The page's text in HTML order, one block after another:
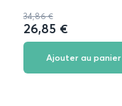
34,86 €
26,85 €
Ajouter au panier